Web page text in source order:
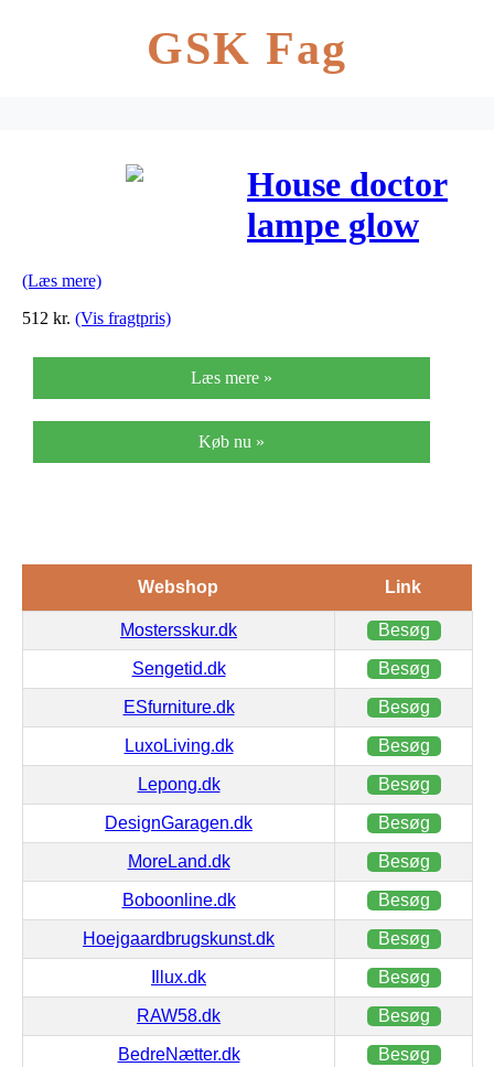
GSK Fag
House doctor
lampe glow
(Læs mere)
512 kr. (Vis fragtpris)
Læs mere »
Køb nu »
Webshop Link
Mostersskur.dk Besøg
Sengetid.dk Besøg
ESfurniture.dk Besøg
LuxoLiving.dk Besøg
Lepong.dk Besøg
DesignGaragen.dk Besøg
MoreLand.dk Besøg
Boboonline.dk Besøg
Hoejgaardbrugskunst.dk Besøg
Illux.dk Besøg
RAW58.dk Besøg
BedreNætter.dk Besøg